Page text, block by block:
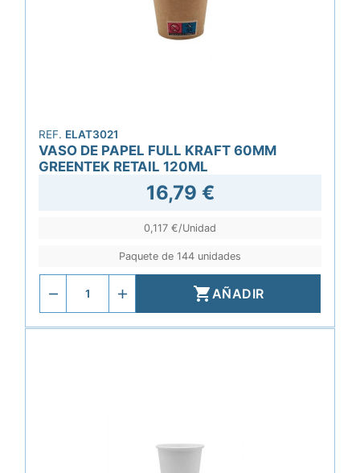
REF. ELAT3021
VASO DE PAPEL FULL KRAFT 60MM
GREENTEK RETAIL 120ML
16,79 €
0,117 €/Unidad
Paquete de 144 unidades
AÑADIR